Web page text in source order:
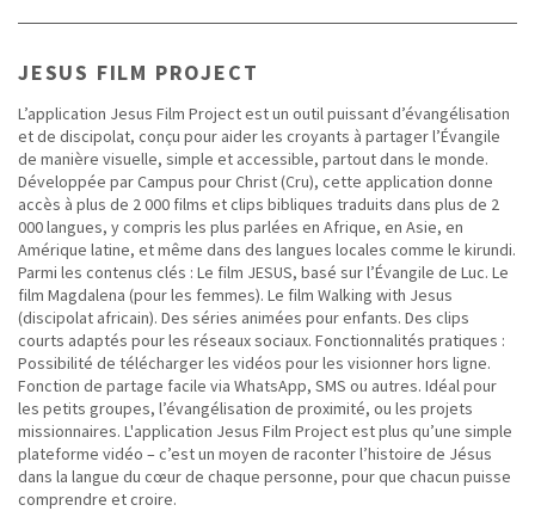
JESUS FILM PROJECT
L’application Jesus Film Project est un outil puissant d’évangélisation
et de discipolat, conçu pour aider les croyants à partager l’Évangile
de manière visuelle, simple et accessible, partout dans le monde.
Développée par Campus pour Christ (Cru), cette application donne
accès à plus de 2 000 films et clips bibliques traduits dans plus de 2
000 langues, y compris les plus parlées en Afrique, en Asie, en
Amérique latine, et même dans des langues locales comme le kirundi.
Parmi les contenus clés : Le film JESUS, basé sur l’Évangile de Luc. Le
film Magdalena (pour les femmes). Le film Walking with Jesus
(discipolat africain). Des séries animées pour enfants. Des clips
courts adaptés pour les réseaux sociaux. Fonctionnalités pratiques :
Possibilité de télécharger les vidéos pour les visionner hors ligne.
Fonction de partage facile via WhatsApp, SMS ou autres. Idéal pour
les petits groupes, l’évangélisation de proximité, ou les projets
missionnaires. L'application Jesus Film Project est plus qu’une simple
plateforme vidéo – c’est un moyen de raconter l’histoire de Jésus
dans la langue du cœur de chaque personne, pour que chacun puisse
comprendre et croire.